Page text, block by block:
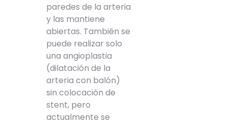
paredes de la arteria
y las mantiene
abiertas. También se
puede realizar solo
una angioplastia
(dilatación de la
arteria con balón)
sin colocación de
stent, pero
actualmente se